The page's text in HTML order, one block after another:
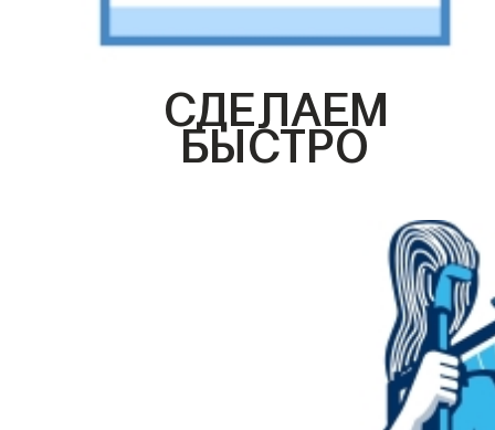
СДЕЛАЕМ
БЫСТРО